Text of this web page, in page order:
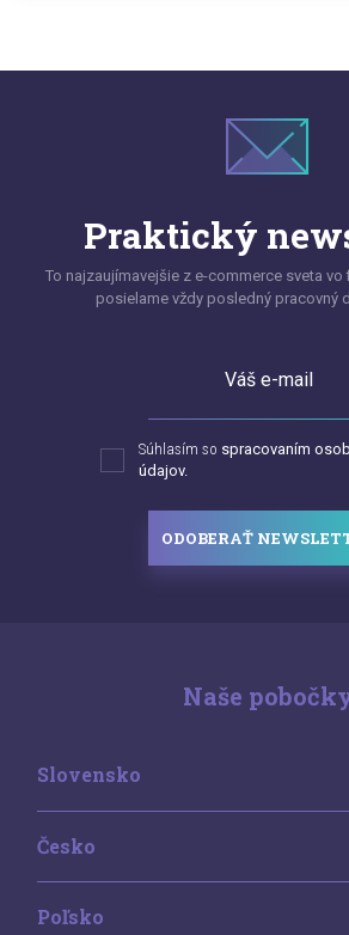
Praktický
To najzaujímavejšie z e-commerce sveta
posielame vždy posledný pracovný
Váš e-mail
Súhlasím so spracovaním
údajov.
ODOBERAŤ
Naše
Slovensko
Česko
Poľsko